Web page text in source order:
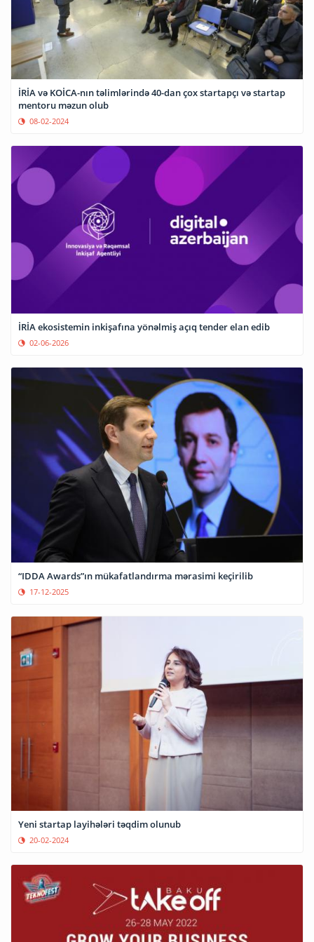
İRİA və KOİCA-nın təlimlərində 40-dan çox startapçı və startap
mentoru məzun olub
08-02-2024
İRİA ekosistemin inkişafına yönəlmiş açıq tender elan edib
02-06-2026
“IDDA Awards”ın mükafatlandırma mərasimi keçirilib
17-12-2025
Yeni startap layihələri təqdim olunub
20-02-2024